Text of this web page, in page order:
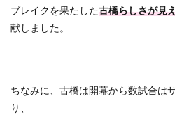
ブレイクを果たした古橋らしさが見
献しました。
ちなみに、古橋は開幕から数試合は
り、